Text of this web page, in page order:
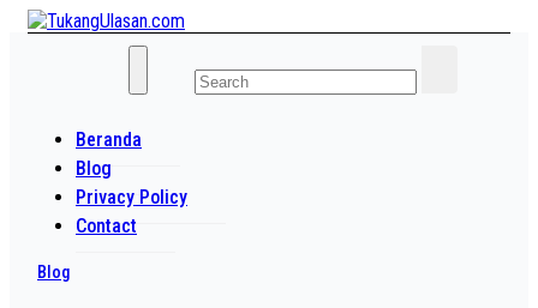
Skip
TukangUlasan.com
Beranda
Blog
Privacy Policy
Contact
Blog